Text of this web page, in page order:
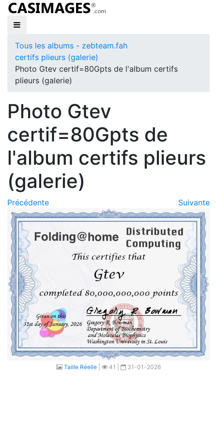
Tous les albums - zebteam.fah
certifs plieurs (galerie)
Photo Gtev certif=80Gpts de l'album certifs
plieurs (galerie)
Photo Gtev
certif=80Gpts de
l'album certifs plieurs
(galerie)
Précédente Suivante
Taille Réelle 41 | 31-01-2026